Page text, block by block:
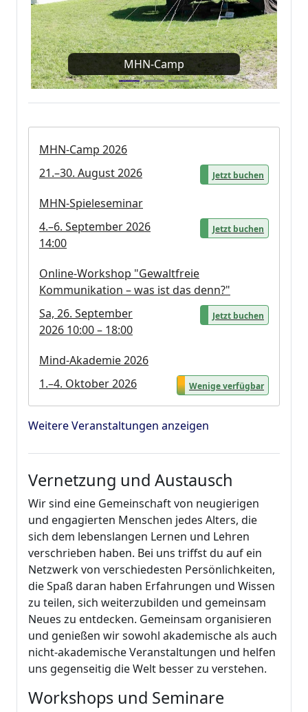
MHN-Camp
MHN-Camp 2026
21.–30. August 2026
Jetzt buchen
MHN-Spieleseminar
4.–6. September 2026
14:00
Jetzt buchen
Online-Workshop "Gewaltfreie
Kommunikation – was ist das denn?"
Sa, 26. September
2026 10:00 – 18:00
Jetzt buchen
Mind-Akademie 2026
1.–4. Oktober 2026
Wenige verfügbar
Weitere Veranstaltungen anzeigen
Vernetzung und Austausch
Wir sind eine Gemeinschaft von neugierigen
und engagierten Menschen jedes Alters, die
sich dem lebenslangen Lernen und Lehren
verschrieben haben. Bei uns triffst du auf ein
Netzwerk von verschiedesten Persönlichkeiten,
die Spaß daran haben Erfahrungen und Wissen
zu teilen, sich weiterzubilden und gemeinsam
Neues zu entdecken. Gemeinsam organisieren
und genießen wir sowohl akademische als auch
nicht-akademische Veranstaltungen und helfen
uns gegenseitig die Welt besser zu verstehen.
Workshops und Seminare